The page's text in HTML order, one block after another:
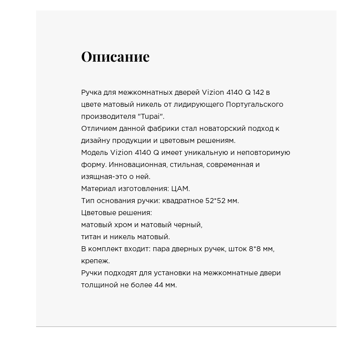
Описание
Ручка для межкомнатных дверей Vizion 4140 Q 142 в
цвете матовый никель от лидирующего Португальского
производителя "Tupai".
Отличием данной фабрики стал новаторский подход к
дизайну продукции и цветовым решениям.
Модель Vizion 4140 Q имеет уникальную и неповторимую
форму. Инновационная, стильная, современная и
изящная-это о ней.
Материал изготовления: ЦАМ.
Тип основания ручки: квадратное 52*52 мм.
Цветовые решения:
матовый хром и матовый черный,
титан и никель матовый.
В комплект входит: пара дверных ручек, шток 8*8 мм,
крепеж.
Ручки подходят для установки на межкомнатные двери
толщиной не более 44 мм.